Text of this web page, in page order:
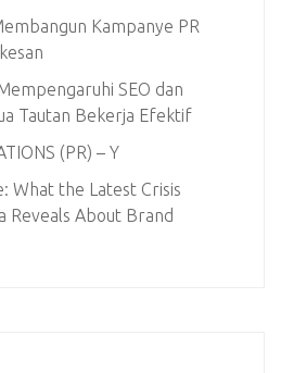
Kampanye PR
SEO dan
Tautan Bekerja Efektif
(PR) – Y
What the Latest Crisis
Reveals About Brand